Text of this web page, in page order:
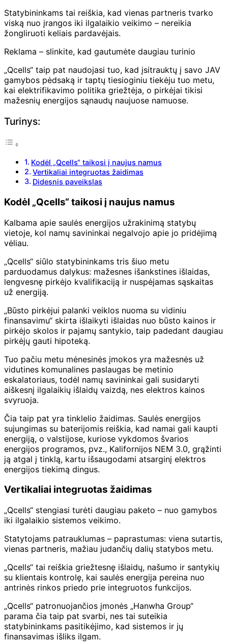
Statybininkams tai reiškia, kad vienas partneris tvarko
viską nuo įrangos iki ilgalaikio veikimo – nereikia
žongliruoti keliais pardavėjais.
Reklama – slinkite, kad gautumėte daugiau turinio
„Qcells“ taip pat naudojasi tuo, kad įsitrauktų į savo JAV
gamybos pėdsaką ir taptų tiesioginiu tiekėju tuo metu,
kai elektrifikavimo politika griežtėja, o pirkėjai tikisi
mažesnių energijos sąnaudų naujuose namuose.
Turinys:
Kodėl „Qcells“ taikosi į naujus namus
Vertikaliai integruotas žaidimas
Didesnis paveikslas
Kodėl „Qcells“ taikosi į naujus namus
Kalbama apie saulės energijos užrakinimą statybų
vietoje, kol namų savininkai negalvojo apie jo pridėjimą
vėliau.
„Qcells“ siūlo statybininkams tris šiuo metu
parduodamus dalykus: mažesnes išankstines išlaidas,
lengvesnę pirkėjo kvalifikaciją ir nuspėjamas sąskaitas
už energiją.
„Būsto pirkėjui palanki veiklos nuoma su vidiniu
finansavimu“ skirta išlaikyti išlaidas nuo būsto kainos ir
pirkėjo skolos ir pajamų santykio, taip padedant daugiau
pirkėjų gauti hipoteką.
Tuo pačiu metu mėnesinės įmokos yra mažesnės už
vidutines komunalines paslaugas be metinio
eskalatoriaus, todėl namų savininkai gali susidaryti
aiškesnį ilgalaikių išlaidų vaizdą, nes elektros kainos
svyruoja.
Čia taip pat yra tinklelio žaidimas. Saulės energijos
sujungimas su baterijomis reiškia, kad namai gali kaupti
energiją, o valstijose, kuriose vykdomos švarios
energijos programos, pvz., Kalifornijos NEM 3.0, grąžinti
ją atgal į tinklą, kartu išsaugodami atsarginį elektros
energijos tiekimą dingus.
Vertikaliai integruotas žaidimas
„Qcells“ stengiasi turėti daugiau paketo – nuo ​​gamybos
iki ilgalaikio sistemos veikimo.
Statytojams patrauklumas – paprastumas: viena sutartis,
vienas partneris, mažiau judančių dalių statybos metu.
„Qcells“ tai reiškia griežtesnę išlaidų, našumo ir santykių
su klientais kontrolę, kai saulės energija pereina nuo
antrinės rinkos priedo prie integruotos funkcijos.
„Qcells“ patronuojančios įmonės „Hanwha Group“
parama čia taip pat svarbi, nes tai suteikia
statybininkams pasitikėjimo, kad sistemos ir jų
finansavimas išliks ilgam.